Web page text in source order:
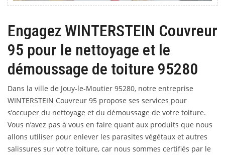
Engagez WINTERSTEIN Couvreur
95 pour le nettoyage et le
démoussage de toiture 95280
Dans la ville de Jouy-le-Moutier 95280, notre entreprise
WINTERSTEIN Couvreur 95 propose ses services pour
s’occuper du nettoyage et du démoussage de votre toiture.
Vous n’avez pas à vous en faire quant aux produits que nous
allons utiliser pour enlever les parasites végétaux et autres
salissures sur votre toiture, car nous sommes certifiés par le